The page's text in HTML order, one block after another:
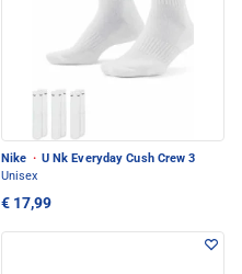
Nike · U Nk Everyday Cush Crew 3
Unisex
€ 17,99